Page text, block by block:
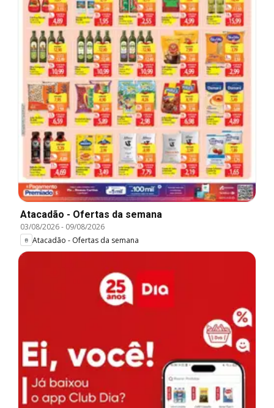
Atacadão - Ofertas da semana
03/08/2026- 09/08/2026
Atacadão - Ofertas da semana